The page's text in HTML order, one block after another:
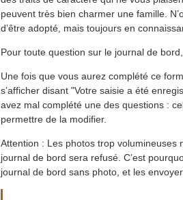
peuvent très bien charmer une famille.
d’être adopté, mais toujours en
Pour toute question sur le journal de
Une fois que vous aurez complété ce
s’afficher disant "Votre saisie a été
avez mal complété une des questions :
permettre de la modifier.
Attention : Les photos trop
journal de bord sera refusé. C’est
journal de bord sans photo, et les